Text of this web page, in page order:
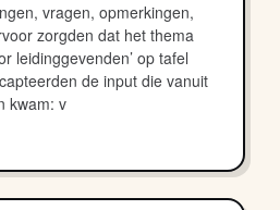
vragen, opmerkingen,
zorgden dat het thema
leidinggevenden’ op tafel
de input die vanuit
kwam: v